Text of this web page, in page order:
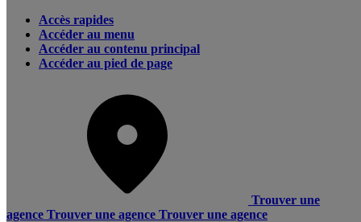
Accès rapides
Accéder au menu
Accéder au contenu principal
Accéder au pied de page
Trouver une
agence Trouver une agence Trouver une agence